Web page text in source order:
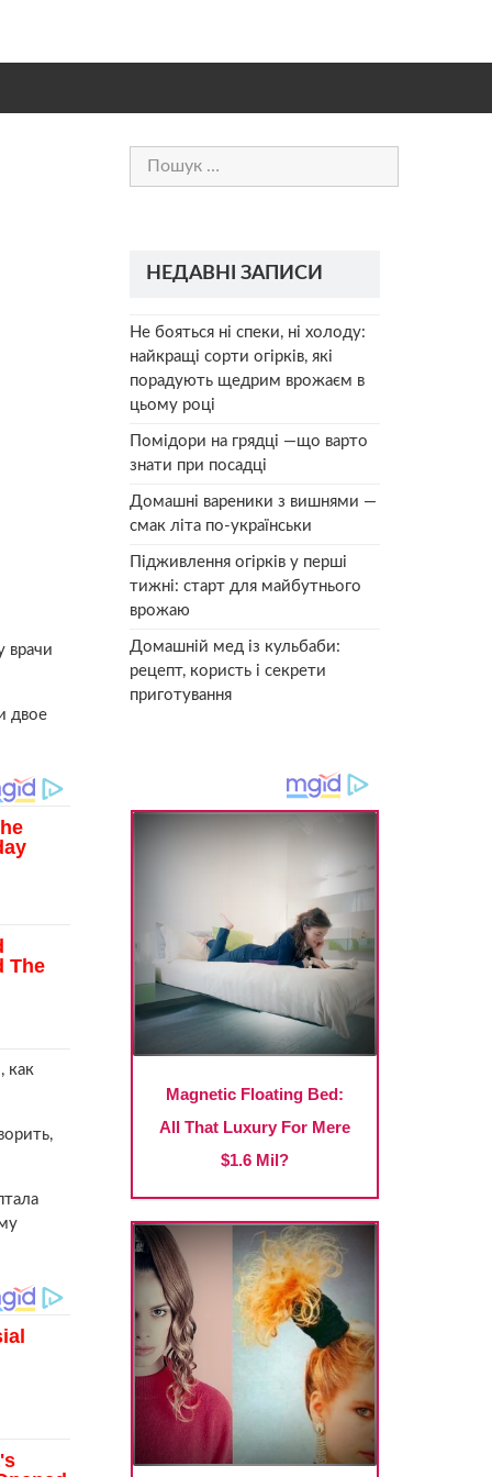
врачи
двое
как
Пошук:
НЕДАВНІ ЗАПИСИ
Не бояться ні спеки, ні холоду:
найкращі сорти огірків, які
порадують щедрим врожаєм в
цьому році
Помідори на грядці —що варто
знати при посадці
Домашні вареники з вишнями —
смак літа по-українськи
Підживлення огірків у перші
тижні: старт для майбутнього
врожаю
Домашній мед із кульбаби:
рецепт, користь і секрети
приготування